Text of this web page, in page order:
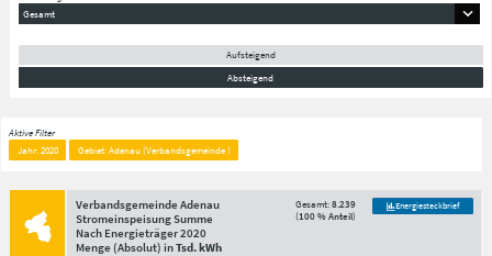
Gesamt
Aufsteigend
Absteigend
Aktive Filter
Jahr: 2020
Gebiet: Adenau (Verbandsgemeinde )
Verbandsgemeinde Adenau
Stromeinspeisung Summe
Nach Energieträger2020
Menge(Absolut) inTsd. kWh
Gesamt:8.239
(100 % Anteil)
Energiesteckbrief